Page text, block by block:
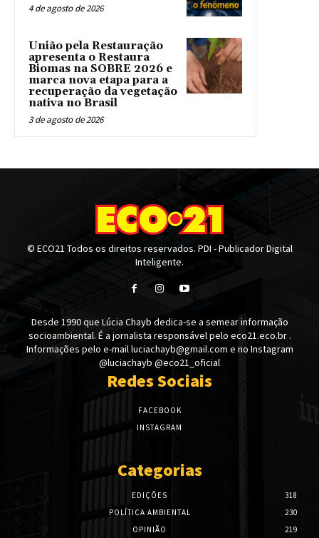
4 de agosto de 2026
União pela Restauração
apresenta o Restaura
Biomas na SOBRE 2026 e
marca nova etapa para a
recuperação da vegetação
nativa no Brasil
3 de agosto de 2026
© ECO21 Todos os direitos reservados. PDI - Publicador Digital
Inteligente.
Desde 1990 que Lúcia Chayb dedica-se a semear informação
socioambiental. É a jornalista responsável pelo eco21.eco.br .
Informações pelo e-mail luciachayb@gmail.com e no Instagram
@luciachayb @eco21_oficial
Redes Sociais
FACEBOOK
INSTAGRAM
Categorias
EDIÇÕES
318
POLÍTICA AMBIENTAL
230
OPINIÃO
219